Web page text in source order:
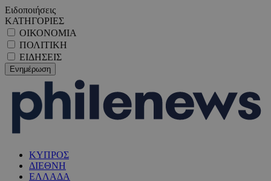
Ειδοποιήσεις
ΚΑΤΗΓΟΡΙΕΣ
ΟΙΚΟΝΟΜΙΑ
ΠΟΛΙΤΙΚΗ
ΕΙΔΗΣΕΙΣ
ΚΥΠΡΟΣ
ΔΙΕΘΝΗ
ΕΛΛΑΔΑ